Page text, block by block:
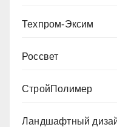
Техпром-Эксим
Россвет
СтройПолимер
Ландшафтный